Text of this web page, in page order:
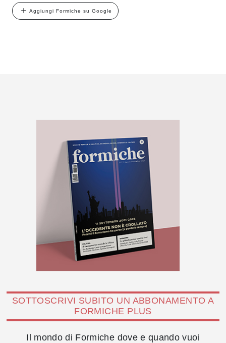
Aggiungi Formiche su Google
SOTTOSCRIVI SUBITO UN ABBONAMENTO A
FORMICHE PLUS
Il mondo di Formiche dove e quando vuoi